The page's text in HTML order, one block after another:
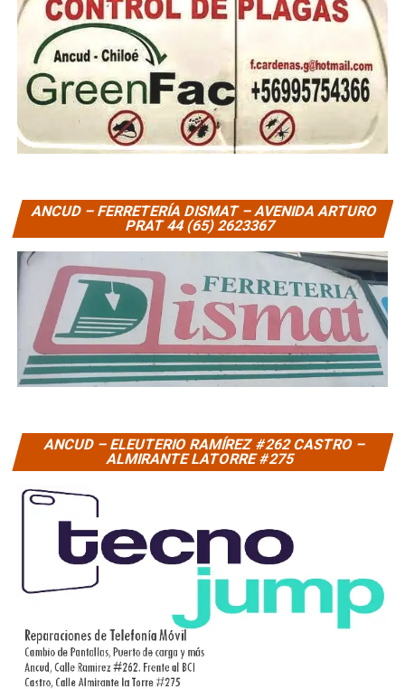
ANCUD – FERRETERÍA DISMAT – AVENIDA ARTURO
PRAT 44 (65) 2623367
ANCUD – ELEUTERIO RAMÍREZ #262 CASTRO –
ALMIRANTE LATORRE #275